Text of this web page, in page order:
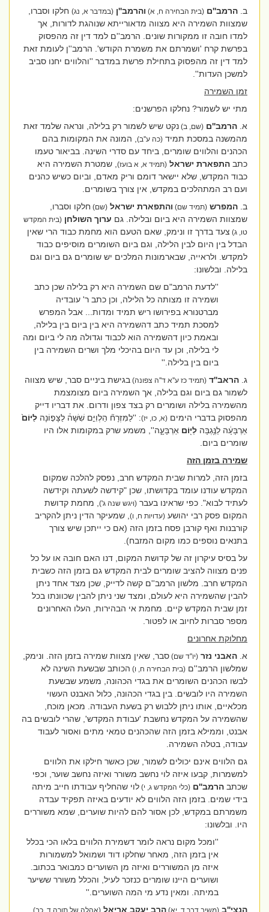
ב.הרמב''ם(בית הבחירה ח, א) והרמב''ן(במדבר א, נג) חלקו וסברו,
שמצוות השמירה היא מצווה מדאורייתא שנוהגת לדורות, אך
למדו חובה זו ממקורות שונים. הרמב''ם למד דין זה מהפסוק
בפרשת קרח 'ושמרתם את משמרת הקודש'. הרמב''ן לעומת זאת
למד דין זה מהפסוק בתחילת פרשת במדבר ''והלווים יחנו סביב
למשכן העדות''.
זמן השמירה
מתי יש לשמור? נחלקו הפרשנים:
א.הרמב''ם (שם, ב) נקט שיש לשמור רק בלילה, ונראה שלמד זאת
מהמשנה במסכת תמיד(כה ע''ב), המונה את המקומות בהם
הכהנים והלווים שומרים, ביחד עם סדרי השינה. בביאור טעמו
כתבהתפארת ישראל (תמיד א, א בועז), שמטרת השמירה היא
כבוד המקדש, שלא יישאר דומם וריק מאדם, וביום כשיש כהנים
ועם רב המתהלכים במקדש, אין צורך בשומרים.
ב.המפרש (תמיד שם)והתפארת ישראל (שם)חלקו וסברו,
שמצוות השמירה היא ביום ובלילה. גםערוך השולחן (בית המקדש
טו, ג) צעד בדרך זו ונימק, שאם הטעם הוא מחמת כבוד הרי שאין
הבדל בין היום לבין הלילה, וגם ביום השומרים מוסיפים כבוד
למקדש. ולראייה, שבארמונות המלכים יש שומרים גם ביום וגם
בלילה. ובלשונו:
''לדעת הרמב"ם שם השמירה היא רק בלילה שכן כתב
ושמירה זו מצותה כל הלילה, וכן כתב ר' עובדיה
מברטנורא בפירושו ריש תמיד ומדות... אבל המפרש
למסכת תמיד כתב דהשמירה היא בין ביום בין בלילה,
ובאמת כיון דהשמירה הוא לכבוד וגדולה מה לי ביום ומה
לי בלילה, וכן עד היום בהיכלי מלך ושרים השמירה בין
ביום בין בלילה.''
הראב''ד (תמיד כז ע''א ד''ה צפונה)בגישת ביניים סבר, שיש מצווה
לשמור גם ביום וגם בלילה, אך השמירה ביום מצומצמת
מהשמירה בלילה ושומרים רק בצד צפון ודרום. את דבריו דייק
מהפסוק בדברי הימים(א, כו, יז) ''לַמִּזְרָח֘ הַלְוִיִּ֣ם שִׁשָּׁה֒ לַצָּפ֤וֹנָהלַיּוֹם֙
אַרְבָּעָ֔ה לַנֶּ֥גְבָּהלַיּ֖וֹםאַרְבָּעָ֑ה'', משמע שרק במקומות אלו היו
שומרים ביום.
שמירה בזמן הזה
בזמן הזה, למרות שבית המקדש חרב, נפסק להלכה שמקום
המקדש עודנו עומד בקדושתו, שכן "קידשה לשעתה וקידשה
לעתיד לבוא". כפי שראינו בעבר(ויגש שנה ג') , מחמת קדושת
המקום פסק רבי יהושע(עדויות ח, ו), שמעיקר הדין ניתן להקריב
קורבנות ואף קורבן פסח בזמן הזה (אם כי ייתכן שיש צורך
בתנאים נוספים כמו מקום המזבח).
על בסיס עיקרון זה של קדושת המקום, דנו האם חובה או על כל
פנים מצווה להציב שומרים לבית המקדש גם בזמן הזה כשבית
המקדש חרב. מלשון הרמב''ם קשה לדייק, שכן מצד אחד ניתן
להבין שהשמירה היא לעולם, ומצד שני ניתן להבין שכוונתו בכל
זמן שבית המקדש קיים. מחמת אי הבהירות, העלו האחרונים
מספר סברות לחיוב או לפטור.
מחלוקת אחרונים
א.האבני נזר (יו''ד שם)סבר, שאין מצוות שמירה בזמן הזה. ונימק,
שמלשון הרמב''ם(בית הבחירה ח, ו) הכותב שבשעת השינה לא
לבשו הכהנים השומרים את בגדי הכהונה, משמע שבשעת
השמירה היו לובשים. בין בגדי הכהונה, כלול האבנט העשוי
מכלאיים, אותו ניתן ללבוש רק בשעת העבודה. מכאן מוכח,
שהשמירה על המקדש נחשבת 'עבודת המקדש', שהרי לובשים בה
אבנט, וממילא בזמן הזה שהכהנים טמאי מתים ואסור לעבוד
עבודה, בטלה השמירה.
גם הלווים אינם יכולים לשמור, שכן כאשר חילקו את הלווים
למשמרות, קבעו איזה לוי נחשב משורר ואיזה נחשב שוער, וכפי
שכתבהרמב''ם (כלי המקדש ג, י) לוי שהחליף עבודתו חייב מיתה
בידי שמים. בזמן הזה הלווים לא יודעים באיזה תפקיד עבדה
משמרתם במקדש, לכן אסור להם להיות שוערים, שמא משוררים
היו. ובלשונו:
''ומכל מקום נראה לומר דשמירת הלווים בלאו הכי בכלל
אין בזמן הזה, מאחר שחלקו דוד ושמואל למשמורות
איזה מן המשוררים ואיזה מן השוערים כמבואר בכתוב.
ושוערים היינו שומרים כנזכר לעיל, והכלל משורר ששיער
במיתה. ומאין נדע מי המה השוערים.''
הנצי''ב (משיב דבר ד, יא)הרב יעקב אריאל(אהלה של תורה ד, כב)